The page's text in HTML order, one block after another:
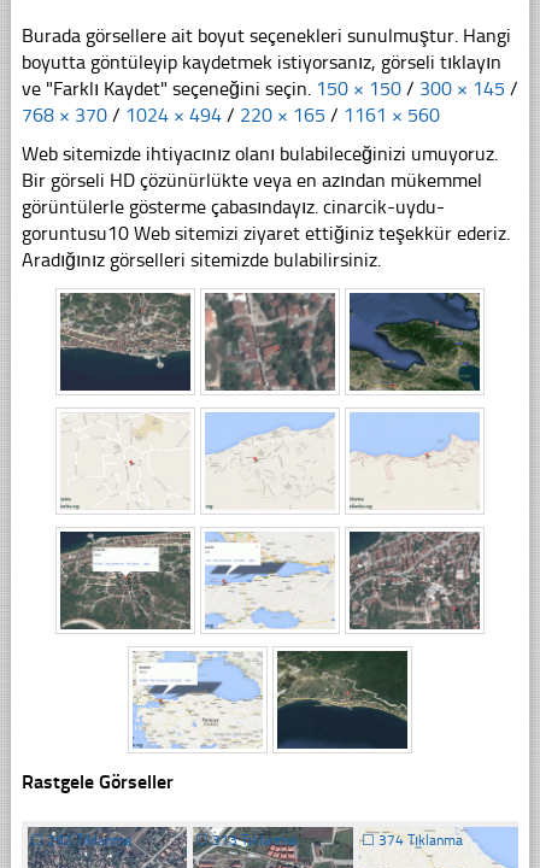
Burada görsellere ait boyut seçenekleri sunulmuştur. Hangi
boyutta göntüleyip kaydetmek istiyorsanız, görseli tıklayın
ve "Farklı Kaydet" seçeneğini seçin. 150 × 150 / 300 × 145 /
768 × 370 / 1024 × 494 / 220 × 165 / 1161 × 560
Web sitemizde ihtiyacınız olanı bulabileceğinizi umuyoruz.
Bir görseli HD çözünürlükte veya en azından mükemmel
görüntülerle gösterme çabasındayız. cinarcik-uydu-
goruntusu10 Web sitemizi ziyaret ettiğiniz teşekkür ederiz.
Aradığınız görselleri sitemizde bulabilirsiniz.
Rastgele Görseller
☐292 Tıklanma ☐313 Tıklanma ☐ 374 Tıklanma